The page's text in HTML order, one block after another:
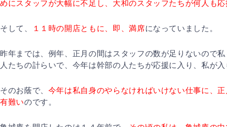
めにスタッフが大幅に不足し、大和のスタッフたちが何人も
そして、 １１時の開店ともに、即、満席になっていました。
昨年までは、例年、正月の間はスタッフの数が足りないので
人たちの計らいで、今年は幹部の人たちが応援に入り、私が
そのお蔭で、 今年は私自身のやらなければいけない仕事に、
有難いのです。